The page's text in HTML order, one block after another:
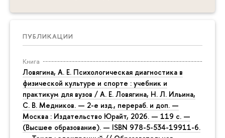
ПУБЛИКАЦИИ
Книга
Ловягина, А. Е. Психологическая диагностика в
физической культуре и спорте : учебник и
практикум для вузов / А. Е. Ловягина, Н. Л. Ильина,
С. В. Медников. — 2-е изд., перераб. и доп. —
Москва : Издательство Юрайт, 2026. — 119 с. —
(Высшее образование). — ISBN 978-5-534-19911-6.